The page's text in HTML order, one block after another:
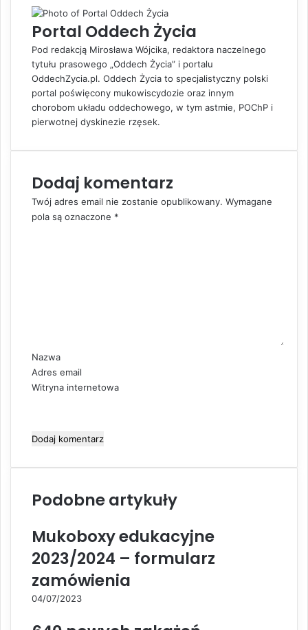
e
d
e
v
E
u
j
Portal Oddech Życia
Pod redakcją Mirosława Wójcika, redaktora naczelnego
tytułu prasowego „Oddech Życia” i portalu
OddechZycia.pl. Oddech Życia to specjalistyczny polski
portal poświęcony mukowiscydozie oraz innym
chorobom układu oddechowego, w tym astmie, POChP i
pierwotnej dyskinezie rzęsek.
Dodaj komentarz
Twój adres email nie zostanie opublikowany. Wymagane
pola są oznaczone *
z
*
Nazwa
Adres email
Witryna internetowa
Podobne artykuły
Mukoboxy edukacyjne
2023/2024 – formularz
zamówienia
04/07/2023